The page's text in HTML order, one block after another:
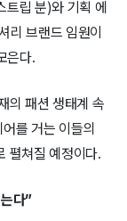
립 분)와 기획 에
리 브랜드 임원이
은다.
의 패션 생태계 속
를 거는 이들의
펼쳐질 예정이다.
다”